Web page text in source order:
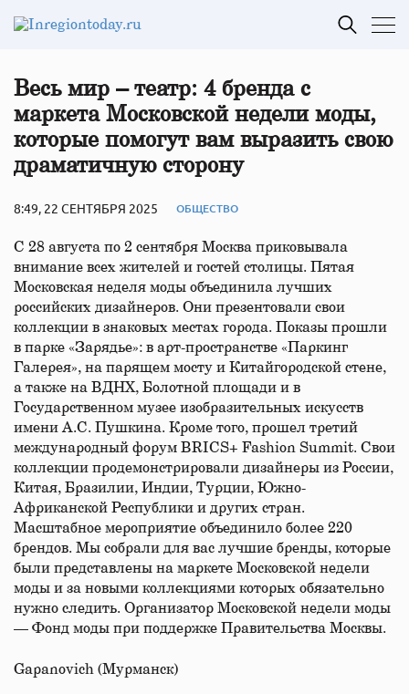
Весь мир – театр: 4 бренда с
маркета Московской недели моды,
которые помогут вам выразить свою
драматичную сторону
8:49, 22 СЕНТЯБРЯ 2025 ОБЩЕСТВО
С 28 августа по 2 сентября Москва приковывала
внимание всех жителей и гостей столицы. Пятая
Московская неделя моды объединила лучших
российских дизайнеров. Они презентовали свои
коллекции в знаковых местах города. Показы прошли
в парке «Зарядье»: в арт-пространстве «Паркинг
Галерея», на парящем мосту и Китайгородской стене,
а также на ВДНХ, Болотной площади и в
Государственном музее изобразительных искусств
имени А.С. Пушкина. Кроме того, прошел третий
международный форум BRICS+ Fashion Summit. Свои
коллекции продемонстрировали дизайнеры из России,
Китая, Бразилии, Индии, Турции, Южно-
Африканской Республики и других стран.
Масштабное мероприятие объединило более 220
брендов. Мы собрали для вас лучшие бренды, которые
были представлены на маркете Московской недели
моды и за новыми коллекциями которых обязательно
нужно следить. Организатор Московской недели моды
— Фонд моды при поддержке Правительства Москвы.
Gapanovich (Мурманск)